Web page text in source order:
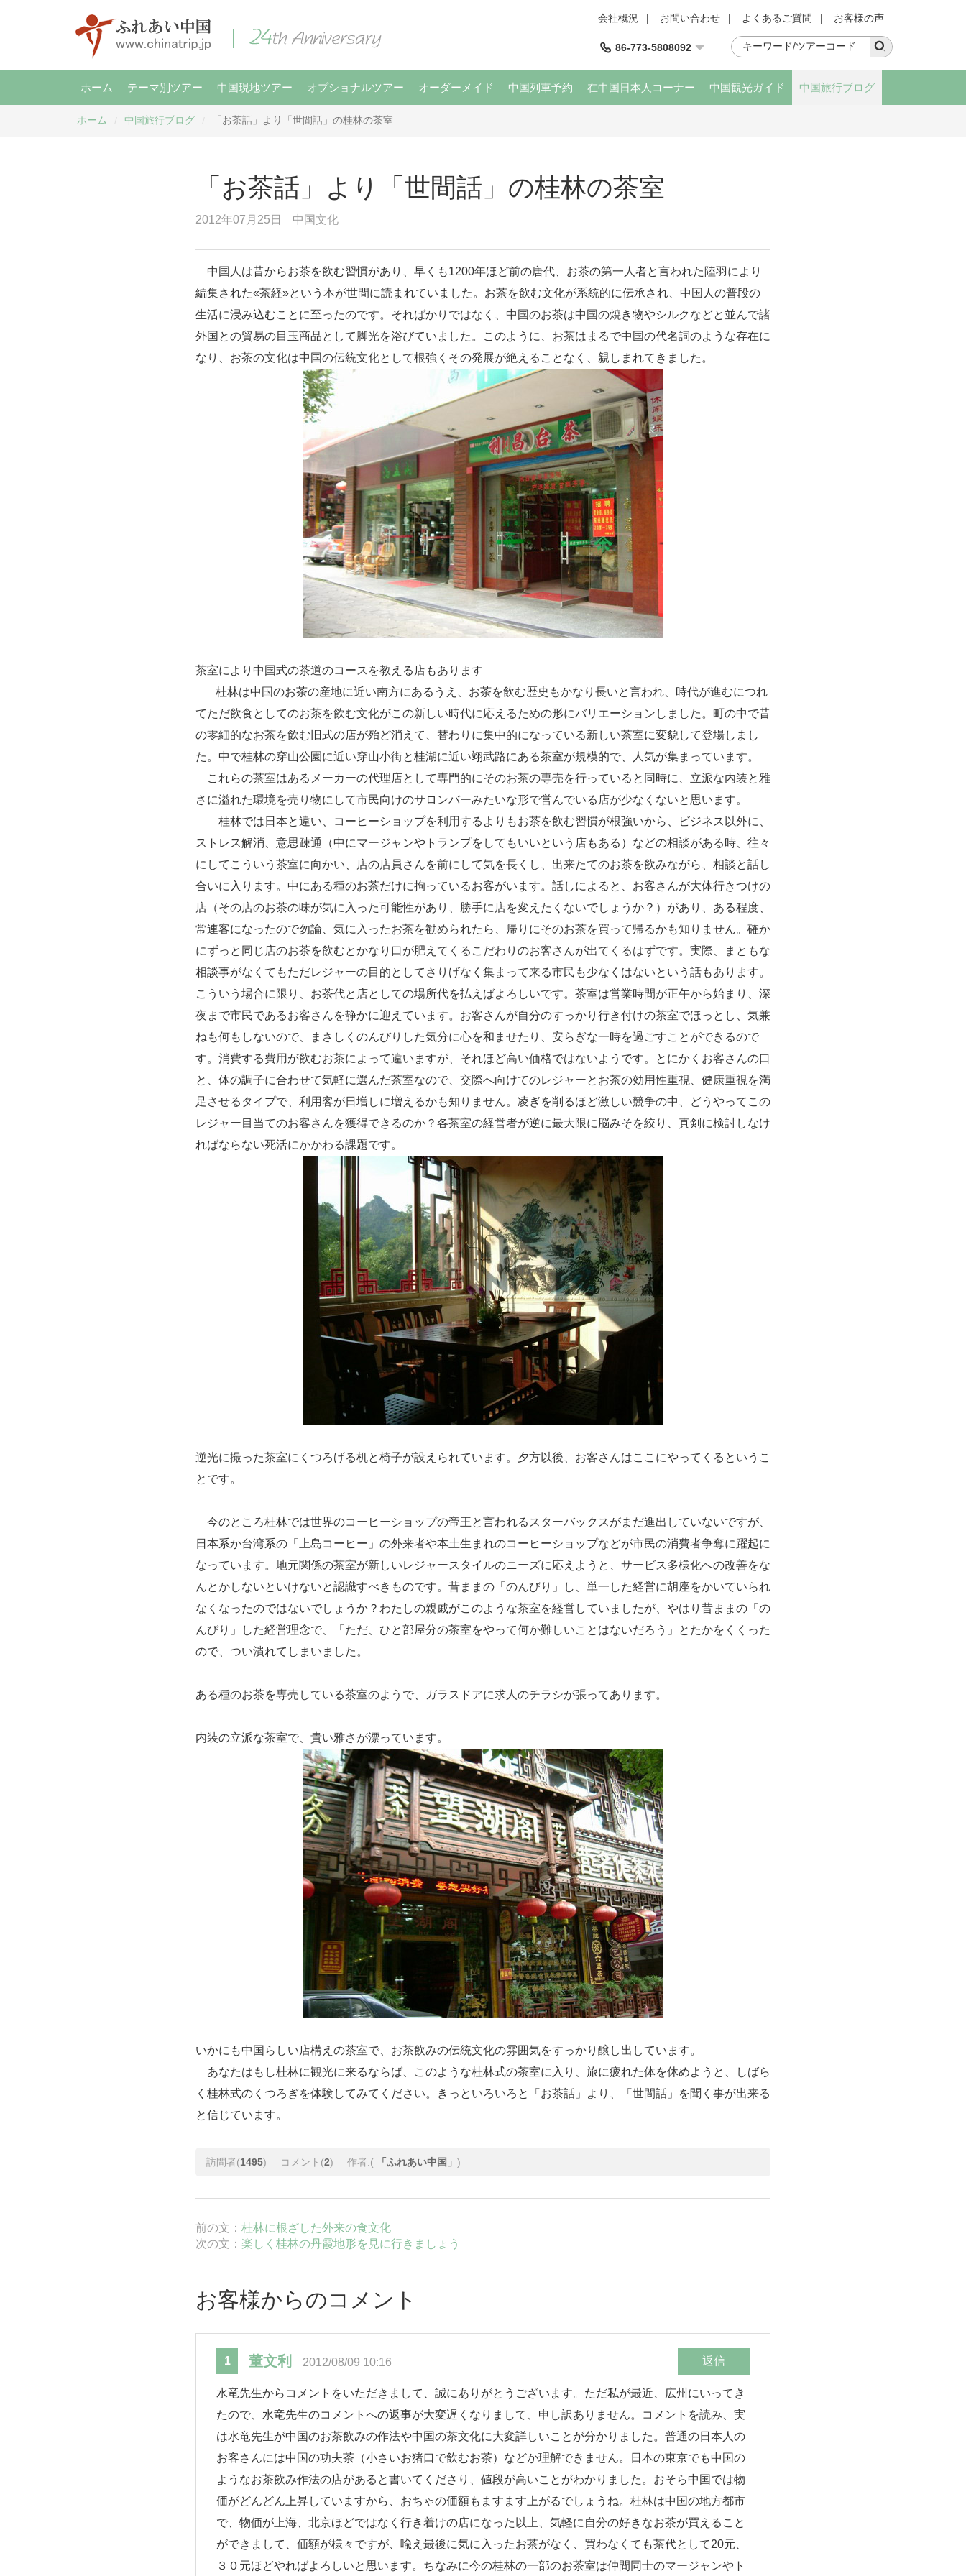
会社概況 | お問い合わせ | よくあるご質問 | お客様の声
86-773-5808092
ホーム テーマ別ツアー 中国現地ツアー オプショナルツアー オーダーメイド 中国列車予約 在中国日本人コーナー 中国観光ガイド 中国旅行ブログ
ホーム 中国旅行ブログ 「お茶話」より「世間話」の桂林の茶室
「お茶話」より「世間話」の桂林の茶室
2012年07月25日 中国文化
中国人は昔からお茶を飲む習慣があり、早くも1200年ほど前の唐代、お茶の第一人者と言われた陸羽により
編集された«茶経»という本が世間に読まれていました。お茶を飲む文化が系統的に伝承され、中国人の普段の
生活に浸み込むことに至ったのです。そればかりではなく、中国のお茶は中国の焼き物やシルクなどと並んで諸
外国との貿易の目玉商品として脚光を浴びていました。このように、お茶はまるで中国の代名詞のような存在に
なり、お茶の文化は中国の伝統文化として根強くその発展が絶えることなく、親しまれてきました。
茶室により中国式の茶道のコースを教える店もあります
桂林は中国のお茶の産地に近い南方にあるうえ、お茶を飲む歴史もかなり長いと言われ、時代が進むにつれ
てただ飲食としてのお茶を飲む文化がこの新しい時代に応えるための形にバリエーションしました。町の中で昔
の零細的なお茶を飲む旧式の店が殆ど消えて、替わりに集中的になっている新しい茶室に変貌して登場しまし
た。中で桂林の穿山公園に近い穿山小街と桂湖に近い翊武路にある茶室が規模的で、人気が集まっています。
これらの茶室はあるメーカーの代理店として専門的にそのお茶の専売を行っていると同時に、立派な内装と雅
さに溢れた環境を売り物にして市民向けのサロンバーみたいな形で営んでいる店が少なくないと思います。
桂林では日本と違い、コーヒーショップを利用するよりもお茶を飲む習慣が根強いから、ビジネス以外に、
ストレス解消、意思疎通（中にマージャンやトランプをしてもいいという店もある）などの相談がある時、往々
にしてこういう茶室に向かい、店の店員さんを前にして気を長くし、出来たてのお茶を飲みながら、相談と話し
合いに入ります。中にある種のお茶だけに拘っているお客がいます。話しによると、お客さんが大体行きつけの
店（その店のお茶の味が気に入った可能性があり、勝手に店を変えたくないでしょうか？）があり、ある程度、
常連客になったので勿論、気に入ったお茶を勧められたら、帰りにそのお茶を買って帰るかも知りません。確か
にずっと同じ店のお茶を飲むとかなり口が肥えてくるこだわりのお客さんが出てくるはずです。実際、まともな
相談事がなくてもただレジャーの目的としてさりげなく集まって来る市民も少なくはないという話もあります。
こういう場合に限り、お茶代と店としての場所代を払えばよろしいです。茶室は営業時間が正午から始まり、深
夜まで市民であるお客さんを静かに迎えています。お客さんが自分のすっかり行き付けの茶室でほっとし、気兼
ねも何もしないので、まさしくのんびりした気分に心を和ませたり、安らぎな一時を過ごすことができるので
す。消費する費用が飲むお茶によって違いますが、それほど高い価格ではないようです。とにかくお客さんの口
と、体の調子に合わせて気軽に選んだ茶室なので、交際へ向けてのレジャーとお茶の効用性重視、健康重視を満
足させるタイプで、利用客が日増しに増えるかも知りません。凌ぎを削るほど激しい競争の中、どうやってこの
レジャー目当てのお客さんを獲得できるのか？各茶室の経営者が逆に最大限に脳みそを絞り、真剣に検討しなけ
ればならない死活にかかわる課題です。
逆光に撮った茶室にくつろげる机と椅子が設えられています。夕方以後、お客さんはここにやってくるというこ
とです。
今のところ桂林では世界のコーヒーショップの帝王と言われるスターバックスがまだ進出していないですが、
日本系か台湾系の「上島コーヒー」の外来者や本土生まれのコーヒーショップなどが市民の消費者争奪に躍起に
なっています。地元関係の茶室が新しいレジャースタイルのニーズに応えようと、サービス多様化への改善をな
んとかしないといけないと認識すべきものです。昔ままの「のんびり」し、単一した経営に胡座をかいていられ
なくなったのではないでしょうか？わたしの親戚がこのような茶室を経営していましたが、やはり昔ままの「の
んびり」した経営理念で、「ただ、ひと部屋分の茶室をやって何か難しいことはないだろう」とたかをくくった
ので、つい潰れてしまいました。
ある種のお茶を専売している茶室のようで、ガラスドアに求人のチラシが張ってあります。
内装の立派な茶室で、貴い雅さが漂っています。
いかにも中国らしい店構えの茶室で、お茶飲みの伝統文化の雰囲気をすっかり醸し出しています。
あなたはもし桂林に観光に来るならば、このような桂林式の茶室に入り、旅に疲れた体を休めようと、しばら
く桂林式のくつろぎを体験してみてください。きっといろいろと「お茶話」より、「世間話」を聞く事が出来る
と信じています。
訪問者(1495) コメント(2) 作者:( 「ふれあい中国」 )
前の文： 桂林に根ざした外来の食文化
次の文： 楽しく桂林の丹霞地形を見に行きましょう
お客様からのコメント
1 董文利 2012/08/09 10:16 返信
水竜先生からコメントをいただきまして、誠にありがとうございます。ただ私が最近、広州にいってき
たので、水竜先生のコメントへの返事が大変遅くなりまして、申し訳ありません。コメントを読み、実
は水竜先生が中国のお茶飲みの作法や中国の茶文化に大変詳しいことが分かりました。普通の日本人の
お客さんには中国の功夫茶（小さいお猪口で飲むお茶）などか理解できません。日本の東京でも中国の
ようなお茶飲み作法の店があると書いてくださり、値段が高いことがわかりました。おそら中国では物
価がどんどん上昇していますから、おちゃの価額もますます上がるでしょうね。桂林は中国の地方都市
で、物価が上海、北京ほどではなく行き着けの店になった以上、気軽に自分の好きなお茶が買えること
ができまして、価額が様々ですが、喩え最後に気に入ったお茶がなく、買わなくても茶代として20元、
３０元ほどやればよろしいと思います。ちなみに今の桂林の一部のお茶室は仲間同士のマージャンやト